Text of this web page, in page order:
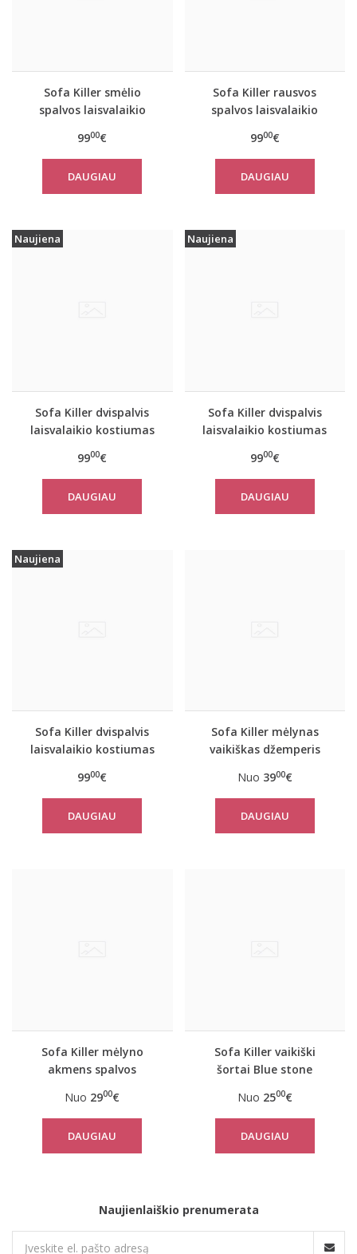
Sofa Killer smėlio
spalvos laisvalaikio
šortais
9900€
DAUGIAU
Sofa Killer rausvos
spalvos laisvalaikio
šortais
9900€
DAUGIAU
Naujiena
Sofa Killer dvispalvis
laisvalaikio kostiumas
9900€
DAUGIAU
Naujiena
Sofa Killer dvispalvis
laisvalaikio kostiumas
9900€
DAUGIAU
Naujiena
Sofa Killer dvispalvis
laisvalaikio kostiumas
9900€
DAUGIAU
Sofa Killer mėlynas
vaikiškas džemperis
Nuo 3900€
DAUGIAU
Sofa Killer mėlyno
akmens spalvos
Stone
Nuo 2900€
DAUGIAU
Sofa Killer vaikiški
šortai Blue stone
Nuo 2500€
DAUGIAU
Naujienlaiškio prenumerata